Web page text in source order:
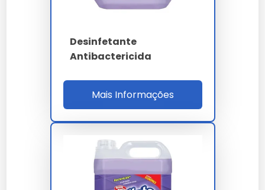
mercado?
eficácia comprovada em laboratório.
Posso usar o desinfetante em
superfícies alimentares?
Sim, mas é necessário enxaguar bem após a
Desinfetante
Antibactericida
Mais Informações